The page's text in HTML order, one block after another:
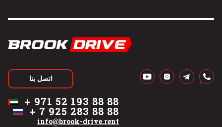
اتصل بنا
info@brook-drive.rent
+ 7 925 283 88 88
+ 971 52 193 88 88